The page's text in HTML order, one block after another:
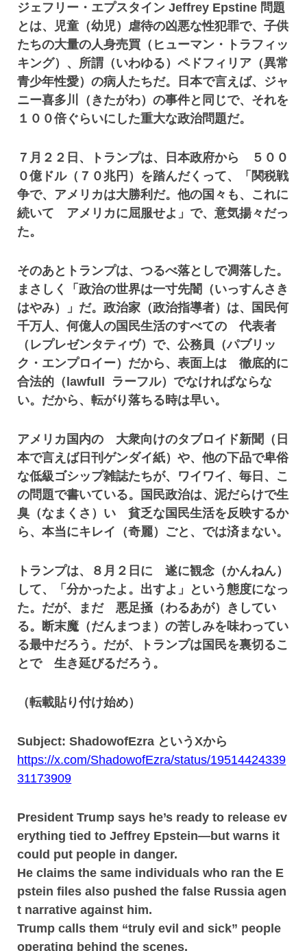
ジェフリー・エプスタイン Jeffrey Epstine 問題
とは、児童（幼児）虐待の凶悪な性犯罪で、子供
たちの大量の人身売買（ヒューマン・トラフィッ
キング）、所謂（いわゆる）ペドフィリア（異常
青少年性愛）の病人たちだ。日本で言えば、ジャ
ニー喜多川（きたがわ）の事件と同じで、それを
１００倍ぐらいにした重大な政治問題だ。
７月２２日、トランプは、日本政府から ５００
０億ドル（７０兆円）を踏んだくって、「関税戦
争で、アメリカは大勝利だ。他の国々も、これに
続いて アメリカに屈服せよ」で、意気揚々だっ
た。
そのあとトランプは、つるべ落としで凋落した。
まさしく「政治の世界は一寸先闇（いっすんさき
はやみ）」だ。政治家（政治指導者）は、国民何
千万人、何億人の国民生活のすべての 代表者
（レプレゼンタティヴ）で、公務員（パブリッ
ク・エンプロイー）だから、表面上は 徹底的に
合法的（lawfull ラーフル）でなければならな
い。だから、転がり落ちる時は早い。
アメリカ国内の 大衆向けのタブロイド新聞（日
本で言えば日刊ゲンダイ紙）や、他の下品で卑俗
な低級ゴシップ雑誌たちが、ワイワイ、毎日、こ
の問題で書いている。国民政治は、泥だらけで生
臭（なまくさ）い 貧乏な国民生活を反映するか
ら、本当にキレイ（奇麗）ごと、では済まない。
トランプは、８月２日に 遂に観念（かんねん）
して、「分かったよ。出すよ」という態度になっ
た。だが、まだ 悪足掻（わるあが）きしてい
る。断末魔（だんまつま）の苦しみを味わってい
る最中だろう。だが、トランプは国民を裏切るこ
とで 生き延びるだろう。
（転載貼り付け始め）
Subject: ShadowofEzra というXから
https://x.com/ShadowofEzra/status/19514424339
31173909
President Trump says he’s ready to release ev
erything tied to Jeffrey Epstein—but warns it
could put people in danger.
He claims the same individuals who ran the E
pstein files also pushed the false Russia agen
t narrative against him.
Trump calls them “truly evil and sick” people
operating behind the scenes.